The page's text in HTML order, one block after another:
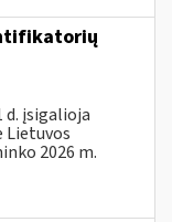
d. įsigalioja
Lietuvos
2026 m.